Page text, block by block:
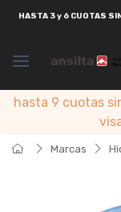
HASTA 3 y 6 CUOTAS
hasta 9 cuotas
Marcas